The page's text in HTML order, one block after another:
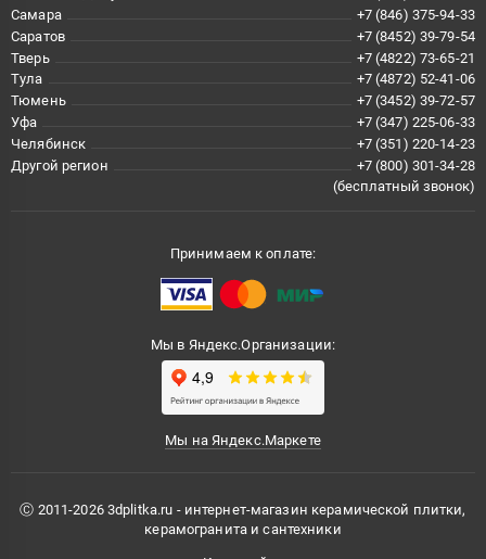
Самара
+7 (846) 375-94-33
Саратов
+7 (8452) 39-79-54
Тверь
+7 (4822) 73-65-21
Тула
+7 (4872) 52-41-06
Тюмень
+7 (3452) 39-72-57
Уфа
+7 (347) 225-06-33
Челябинск
+7 (351) 220-14-23
Другой регион
+7 (800) 301-34-28
(бесплатный звонок)
Принимаем к оплате:
Мы в Яндекс.Организации:
Мы на Яндекс.Маркете
Ⓒ 2011-2026 3dplitka.ru - интернет-магазин керамической плитки,
керамогранита и сантехники